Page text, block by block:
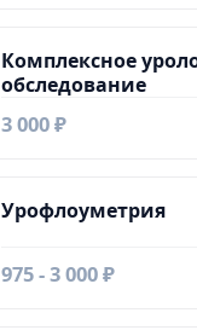
Комплексное
обследование
3 000 ₽
Урофлоуметрия
975 - 3 000 ₽